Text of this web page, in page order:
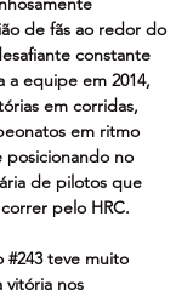
de fãs ao redor do
constante
equipe em 2014,
em corridas,
em ritmo
posicionando no
de pilotos que
pelo HRC.
#243 teve muito
vitória nos